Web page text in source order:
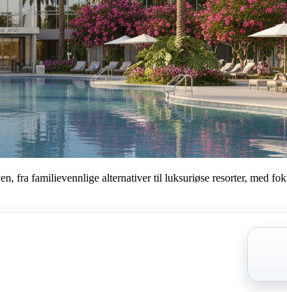
fra familievennlige alternativer til luksuriøse resorter, med